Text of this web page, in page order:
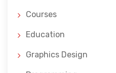
Courses
Education
Graphics Design